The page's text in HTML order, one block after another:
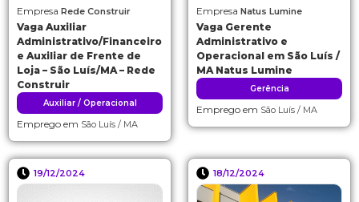
Empresa Rede Construir
Vaga Auxiliar
Administrativo/Financeiro
e Auxiliar de Frente de
Loja – São Luís/MA – Rede
Construir
Auxiliar / Operacional
Emprego em São Luís / MA
Empresa Natus Lumine
Vaga Gerente
Administrativo e
Operacional em São Luís /
MA Natus Lumine
Gerência
Emprego em São Luís / MA
19/12/2024 18/12/2024